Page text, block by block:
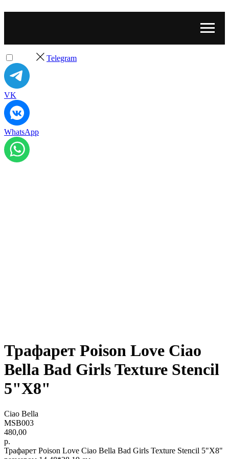
Telegram
VK
WhatsApp
Трафарет Poison Love Ciao
Bella Bad Girls Texture Stencil
5"X8"
Ciao Bella
MSB003
480,00
р.
Трафарет Poison Love Ciao Bella Bad Girls Texture Stencil 5"X8"